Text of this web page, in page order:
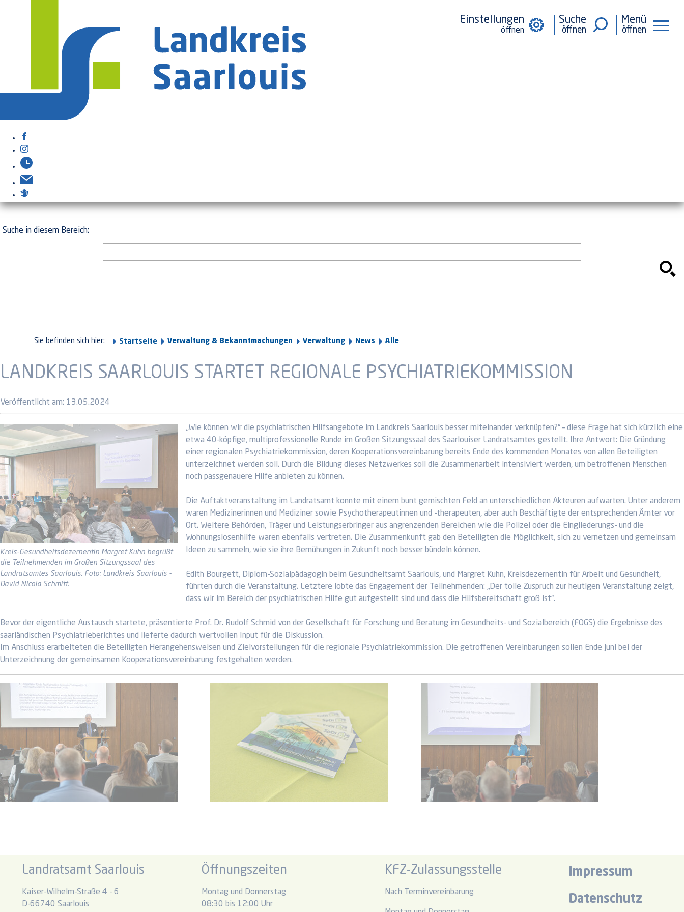
Einstellungen Suche Menü
Suche in diesem Bereich:
Sie befinden sich hier: Startseite Verwaltung & Bekanntmachungen Verwaltung News Alle
LANDKREIS SAARLOUIS STARTET REGIONALE PSYCHIATRIEKOMMISSION
Veröffentlicht am: 13.05.2024
Kreis-Gesundheitsdezernentin Margret Kuhn begrüßt
die Teilnehmenden im Großen Sitzungssaal des
Landratsamtes Saarlouis. Foto: Landkreis Saarlouis -
David Nicola Schmitt.
„Wie können wir die psychiatrischen Hilfsangebote im Landkreis Saarlouis besser miteinander verknüpfen?“ – diese Frage hat sich kürzlich eine
etwa 40-köpfige, multiprofessionelle Runde im Großen Sitzungssaal des Saarlouiser Landratsamtes gestellt. Ihre Antwort: Die Gründung
einer regionalen Psychiatriekommission, deren Kooperationsvereinbarung bereits Ende des kommenden Monates von allen Beteiligten
unterzeichnet werden soll. Durch die Bildung dieses Netzwerkes soll die Zusammenarbeit intensiviert werden, um betroffenen Menschen
noch passgenauere Hilfe anbieten zu können.
Die Auftaktveranstaltung im Landratsamt konnte mit einem bunt gemischten Feld an unterschiedlichen Akteuren aufwarten. Unter anderem
waren Medizinerinnen und Mediziner sowie Psychotherapeutinnen und -therapeuten, aber auch Beschäftigte der entsprechenden Ämter vor
Ort. Weitere Behörden, Träger und Leistungserbringer aus angrenzenden Bereichen wie die Polizei oder die Eingliederungs- und die
Wohnungslosenhilfe waren ebenfalls vertreten. Die Zusammenkunft gab den Beteiligten die Möglichkeit, sich zu vernetzen und gemeinsam
Ideen zu sammeln, wie sie ihre Bemühungen in Zukunft noch besser bündeln können.
Edith Bourgett, Diplom-Sozialpädagogin beim Gesundheitsamt Saarlouis, und Margret Kuhn, Kreisdezernentin für Arbeit und Gesundheit,
führten durch die Veranstaltung. Letztere lobte das Engagement der Teilnehmenden: „Der tolle Zuspruch zur heutigen Veranstaltung zeigt,
dass wir im Bereich der psychiatrischen Hilfe gut aufgestellt sind und dass die Hilfsbereitschaft groß ist“.
Bevor der eigentliche Austausch startete, präsentierte Prof. Dr. Rudolf Schmid von der Gesellschaft für Forschung und Beratung im Gesundheits- und Sozialbereich (FOGS) die Ergebnisse des
saarländischen Psychiatrieberichtes und lieferte dadurch wertvollen Input für die Diskussion.
Im Anschluss erarbeiteten die Beteiligten Herangehensweisen und Zielvorstellungen für die regionale Psychiatriekommission. Die getroffenen Vereinbarungen sollen Ende Juni bei der
Unterzeichnung der gemeinsamen Kooperationsvereinbarung festgehalten werden.
Landratsamt Saarlouis
Kaiser-Wilhelm-Straße 4 - 6
D-66740 Saarlouis
Öffnungszeiten
Montag und Donnerstag
08:30 bis 12:00 Uhr
KFZ-Zulassungsstelle
Nach Terminvereinbarung
Impressum
Datenschutz